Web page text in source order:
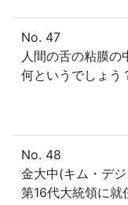
No. 47
人間の舌の粘膜の
何というでしょう
No. 48
金大中(キム・デ
第16代大統領に就